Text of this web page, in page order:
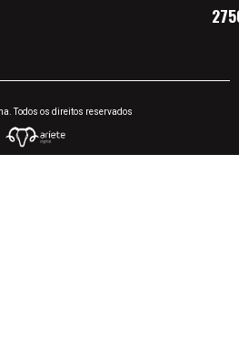
Todos os direitos reservados